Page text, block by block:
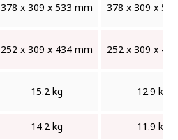
378 x 309 x 533 mm 378 x 309 x
252 x 309 x 434 mm 252 x 309 x
15.2 kg 12.9 kg
14.2 kg 11.9 kg